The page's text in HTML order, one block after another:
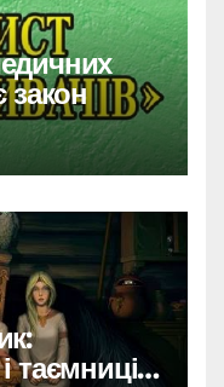
закон
таємниці